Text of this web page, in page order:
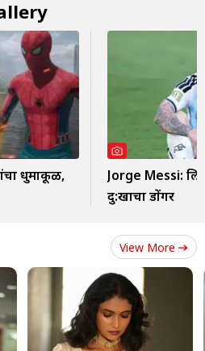
धुमाकूळ,
Jorge Messi:
दु:खाचा डोंगर
View More